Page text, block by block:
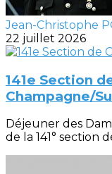
Jean-Christophe
22 juillet 2026
141e Section
Champagne/
Déjeuner des
de la 141° section